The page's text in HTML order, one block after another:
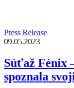
Press Release
09.05.2023
Súťaž Fénix
spoznala